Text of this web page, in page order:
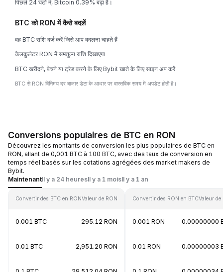
पिछले 24 घंटों में, Bitcoin 0.39% बढ़ा है।
BTC को RON में कैसे बदलें
वह BTC राशि दर्ज करें जिसे आप बदलना चाहते हैं
कैलकुलेटर RON में समतुल्य राशि दिखाएगा
BTC खरीदने, बेचने या ट्रेड करने के लिए Bybit खाते के लिए साइन अप करें
BTC से RON विनिमय दर बाजार डेटा के आधार पर वास्तविक समय में अपडेट होती है।
Conversions populaires de BTC en RON
Découvrez les montants de conversion les plus populaires de BTC en
RON, allant de 0,001 BTC à 100 BTC, avec des taux de conversion en
temps réel basés sur les cotations agrégées des market makers de
Bybit.
MaintenantIl y a 24 heuresIl y a 1 moisIl y a 1 an
Convertir des BTC en RONValeur de RON
0.001 BTC 295.12 RON
0.01 BTC 2,951.20 RON
Convertir des RON en BTCValeur de
0.001 RON 0.00000000
0.01 RON 0.00000003